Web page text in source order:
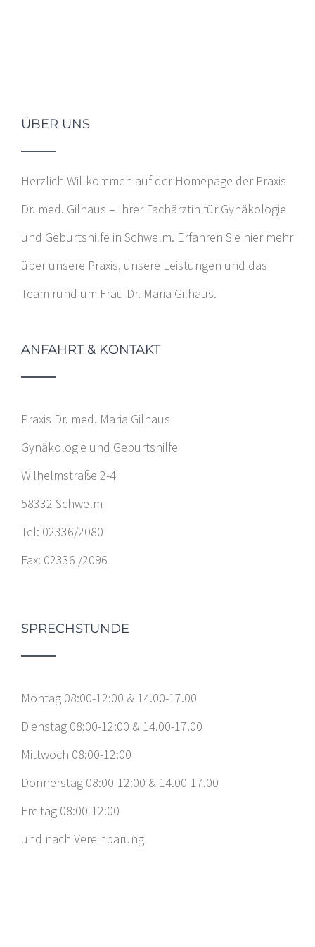
ÜBER UNS
Herzlich Willkommen auf der Homepage der Praxis
Dr. med. Gilhaus – Ihrer Fachärztin für Gynäkologie
und Geburtshilfe in Schwelm. Erfahren Sie hier mehr
über unsere Praxis, unsere Leistungen und das
Team rund um Frau Dr. Maria Gilhaus.
ANFAHRT & KONTAKT
Praxis Dr. med. Maria Gilhaus
Gynäkologie und Geburtshilfe
Wilhelmstraße 2-4
58332 Schwelm
Tel: 02336/2080
Fax: 02336 /2096
SPRECHSTUNDE
Montag 08:00-12:00 & 14.00-17.00
Dienstag 08:00-12:00 & 14.00-17.00
Mittwoch 08:00-12:00
Donnerstag 08:00-12:00 & 14.00-17.00
Freitag 08:00-12:00
und nach Vereinbarung